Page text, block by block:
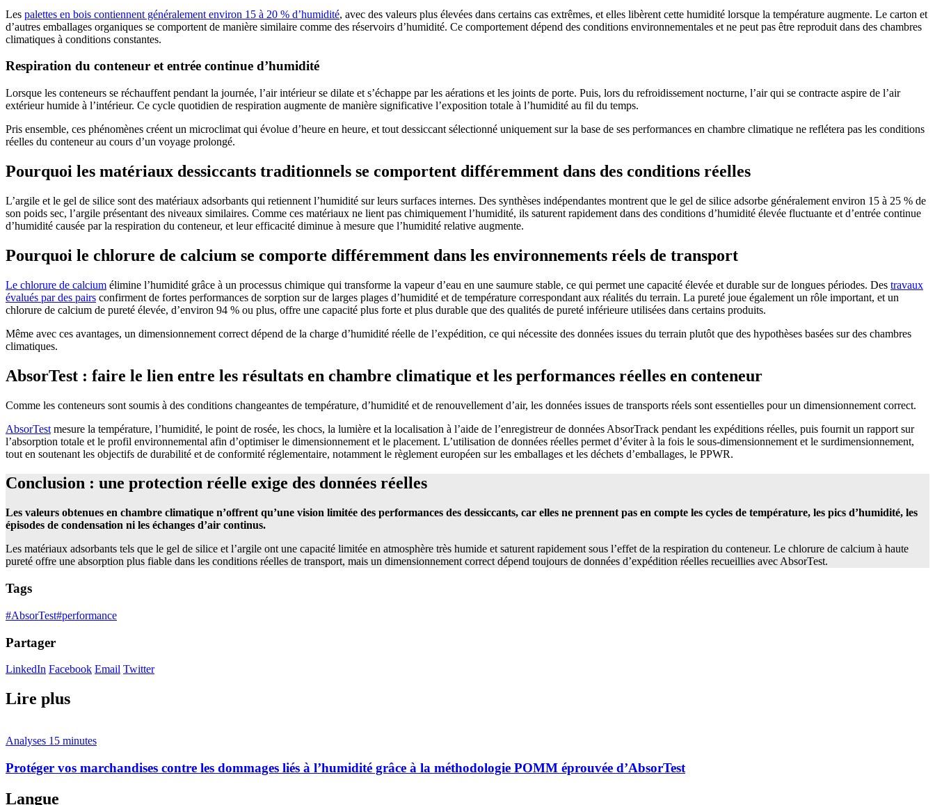
Les palettes en bois contiennent généralement environ 15 à 20 % d’humidité, avec des valeurs plus élevées dans certains cas extrêmes, et elles libèrent cette humidité lorsque la température augmente. Le carton et
d’autres emballages organiques se comportent de manière similaire comme des réservoirs d’humidité. Ce comportement dépend des conditions environnementales et ne peut pas être reproduit dans des chambres
climatiques à conditions constantes.
Respiration du conteneur et entrée continue d’humidité
Lorsque les conteneurs se réchauffent pendant la journée, l’air intérieur se dilate et s’échappe par les aérations et les joints de porte. Puis, lors du refroidissement nocturne, l’air qui se contracte aspire de l’air
extérieur humide à l’intérieur. Ce cycle quotidien de respiration augmente de manière significative l’exposition totale à l’humidité au fil du temps.
Pris ensemble, ces phénomènes créent un microclimat qui évolue d’heure en heure, et tout dessiccant sélectionné uniquement sur la base de ses performances en chambre climatique ne reflétera pas les conditions
réelles du conteneur au cours d’un voyage prolongé.
Pourquoi les matériaux dessiccants traditionnels se comportent différemment dans des conditions réelles
L’argile et le gel de silice sont des matériaux adsorbants qui retiennent l’humidité sur leurs surfaces internes. Des synthèses indépendantes montrent que le gel de silice adsorbe généralement environ 15 à 25 % de
son poids sec, l’argile présentant des niveaux similaires. Comme ces matériaux ne lient pas chimiquement l’humidité, ils saturent rapidement dans des conditions d’humidité élevée fluctuante et d’entrée continue
d’humidité causée par la respiration du conteneur, et leur efficacité diminue à mesure que l’humidité relative augmente.
Pourquoi le chlorure de calcium se comporte différemment dans les environnements réels de transport
Le chlorure de calcium élimine l’humidité grâce à un processus chimique qui transforme la vapeur d’eau en une saumure stable, ce qui permet une capacité élevée et durable sur de longues périodes. Des travaux
évalués par des pairs confirment de fortes performances de sorption sur de larges plages d’humidité et de température correspondant aux réalités du terrain. La pureté joue également un rôle important, et un
chlorure de calcium de pureté élevée, d’environ 94 % ou plus, offre une capacité plus forte et plus durable que des qualités de pureté inférieure utilisées dans certains produits.
Même avec ces avantages, un dimensionnement correct dépend de la charge d’humidité réelle de l’expédition, ce qui nécessite des données issues du terrain plutôt que des hypothèses basées sur des chambres
climatiques.
AbsorTest : faire le lien entre les résultats en chambre climatique et les performances réelles en conteneur
Comme les conteneurs sont soumis à des conditions changeantes de température, d’humidité et de renouvellement d’air, les données issues de transports réels sont essentielles pour un dimensionnement correct.
AbsorTest mesure la température, l’humidité, le point de rosée, les chocs, la lumière et la localisation à l’aide de l’enregistreur de données AbsorTrack pendant les expéditions réelles, puis fournit un rapport sur
l’absorption totale et le profil environnemental afin d’optimiser le dimensionnement et le placement. L’utilisation de données réelles permet d’éviter à la fois le sous-dimensionnement et le surdimensionnement,
tout en soutenant les objectifs de durabilité et de conformité réglementaire, notamment le règlement européen sur les emballages et les déchets d’emballages, le PPWR.
Conclusion : une protection réelle exige des données réelles
Les valeurs obtenues en chambre climatique n’offrent qu’une vision limitée des performances des dessiccants, car elles ne prennent pas en compte les cycles de température, les pics d’humidité, les
épisodes de condensation ni les échanges d’air continus.
Les matériaux adsorbants tels que le gel de silice et l’argile ont une capacité limitée en atmosphère très humide et saturent rapidement sous l’effet de la respiration du conteneur. Le chlorure de calcium à haute
pureté offre une absorption plus fiable dans les conditions réelles de transport, mais un dimensionnement correct dépend toujours de données d’expédition réelles recueillies avec AbsorTest.
Tags
#AbsorTest#performance
Partager
LinkedIn Facebook Email Twitter
Lire plus
Analyses 15 minutes
Protéger vos marchandises contre les dommages liés à l’humidité grâce à la méthodologie POMM éprouvée d’AbsorTest
Langue